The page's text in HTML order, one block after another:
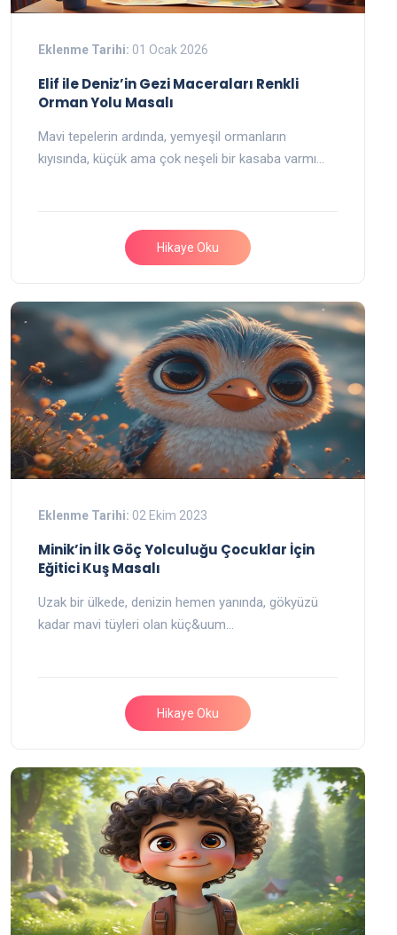
Eklenme Tarihi: 01 Ocak 2026
Elif ile Deniz’in Gezi Maceraları Renkli
Orman Yolu Masalı
Mavi tepelerin ardında, yemyeşil ormanların
kıyısında, küçük ama çok neşeli bir kasaba varmı…
Hikaye Oku
Eklenme Tarihi: 02 Ekim 2023
Minik’in İlk Göç Yolculuğu Çocuklar İçin
Eğitici Kuş Masalı
Uzak bir ülkede, denizin hemen yanında, gökyüzü
kadar mavi tüyleri olan küç&uum…
Hikaye Oku